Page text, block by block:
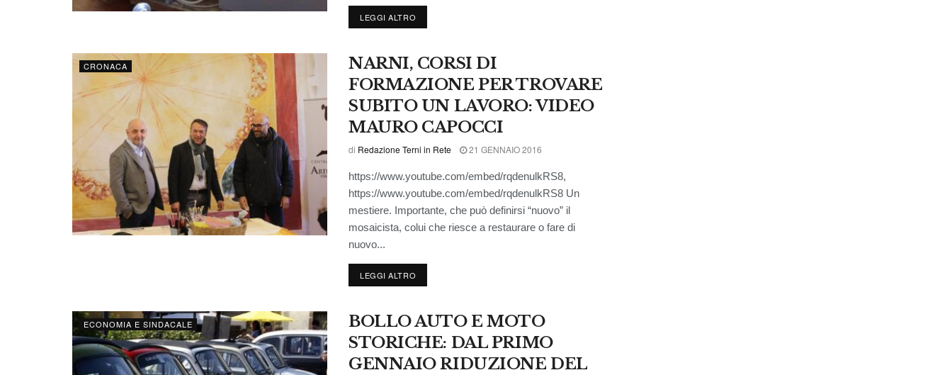
LEGGI ALTRO
CRONACA
NARNI, CORSI DI
FORMAZIONE PER TROVARE
SUBITO UN LAVORO: VIDEO
MAURO CAPOCCI
di Redazione Terni in Rete 21 GENNAIO 2016
https://www.youtube.com/embed/rqdenulkRS8,
https://www.youtube.com/embed/rqdenulkRS8 Un
mestiere. Importante, che può definirsi “nuovo” il
mosaicista, colui che riesce a restaurare o fare di
nuovo...
LEGGI ALTRO
ECONOMIA E SINDACALE
BOLLO AUTO E MOTO
STORICHE: DAL PRIMO
GENNAIO RIDUZIONE DEL